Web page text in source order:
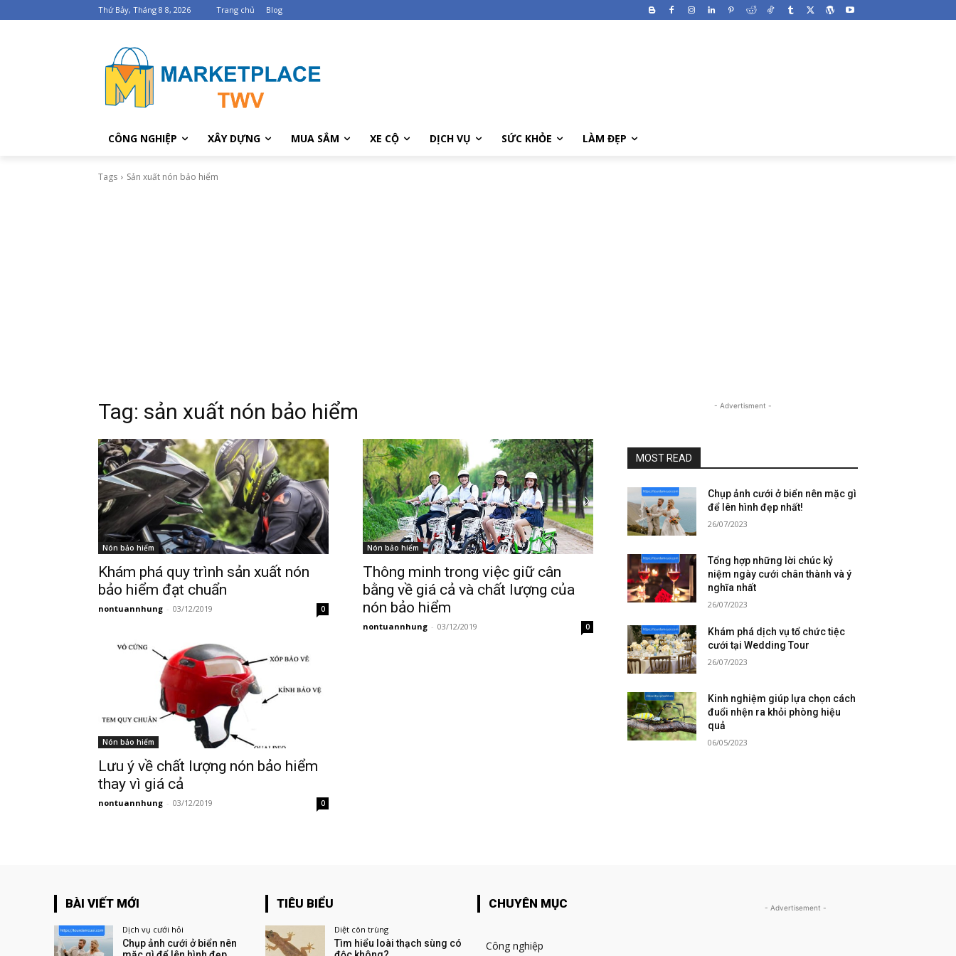
Thứ Bảy, Tháng 8 8, 2026 Trang chủ Blog
CÔNG NGHIỆP XÂY DỰNG MUA SẮM XE CỘ DỊCH VỤ SỨC KHỎE LÀM ĐẸP
Tags Sản xuất nón bảo hiểm
Tag: sản xuất nón bảo hiểm
Nón bảo hiểm
Khám phá quy trình sản xuất nón
bảo hiểm đạt chuẩn
nontuannhung - 03/12/2019 0
Nón bảo hiểm
Thông minh trong việc giữ cân
bằng về giá cả và chất lượng của
nón bảo hiểm
nontuannhung - 03/12/2019 0
Nón bảo hiểm
Lưu ý về chất lượng nón bảo hiểm
thay vì giá cả
nontuannhung - 03/12/2019 0
- Advertisment -
MOST READ
Chụp ảnh cưới ở biển nên mặc gì
để lên hình đẹp nhất!
26/07/2023
Tổng hợp những lời chúc kỷ
niệm ngày cưới chân thành và ý
nghĩa nhất
26/07/2023
Khám phá dịch vụ tổ chức tiệc
cưới tại Wedding Tour
26/07/2023
Kinh nghiệm giúp lựa chọn cách
đuổi nhện ra khỏi phòng hiệu
quả
06/05/2023
BÀI VIẾT MỚI
Dịch vụ cưới hỏi
Chụp ảnh cưới ở biển nên
TIÊU BIỂU
Diệt côn trùng
Tìm hiểu loài thạch sùng có
CHUYÊN MỤC
Công nghiệp
- Advertisement -